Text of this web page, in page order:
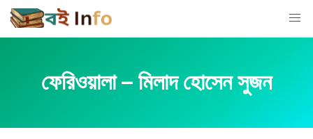
Skip
to
content
ফেরিওয়ালা – মিলাদ হোসেন সুজন